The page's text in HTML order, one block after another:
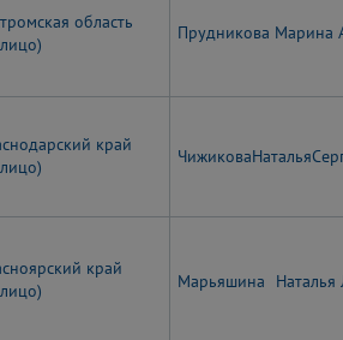
область
Прудникова Марина
край
край
Марьяшина